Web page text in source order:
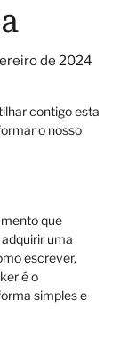
de 2024
contigo esta
o nosso
que
uma
escrever,
é o
simples e